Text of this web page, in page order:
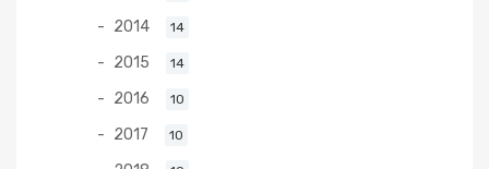
2014 14
2015 14
2016 10
2017 10